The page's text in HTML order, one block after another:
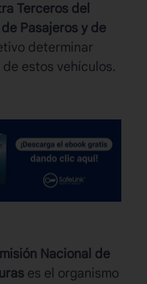
Terceros del
Pasajeros y de
determinar
estos vehículos.
Nacional de
es el organismo